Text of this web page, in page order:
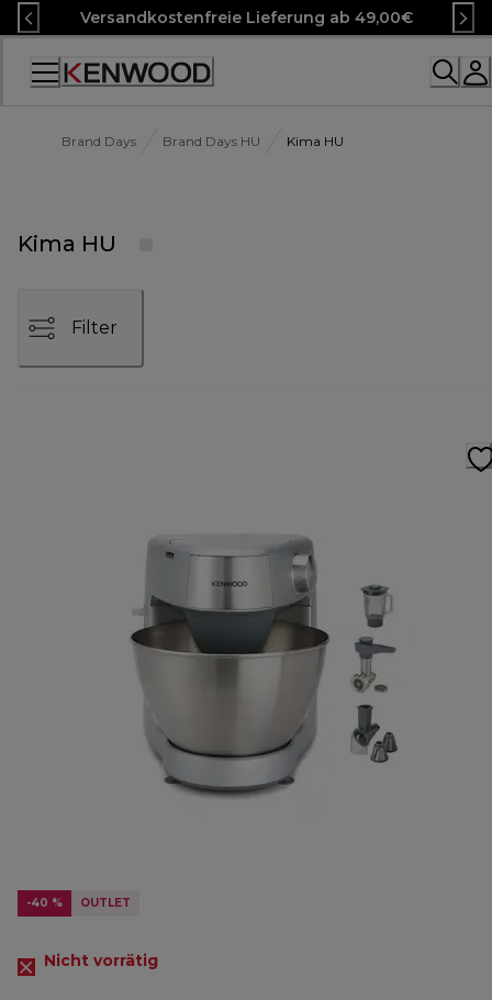
Skip
to
Content
Versandkostenfreie Lieferung ab 49,00€
Accessibility
Brand Days Brand Days HU Kima HU
Kima HU
Filter
-40 % OUTLET
Nicht vorrätig